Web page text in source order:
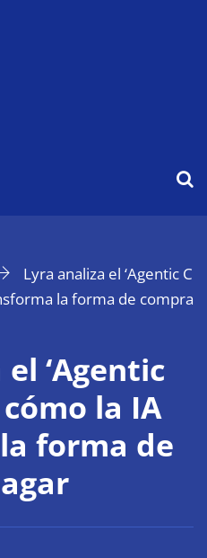
Lyra analiza el ‘Agentic C
la forma de compra
‘Agentic
cómo la IA
forma de